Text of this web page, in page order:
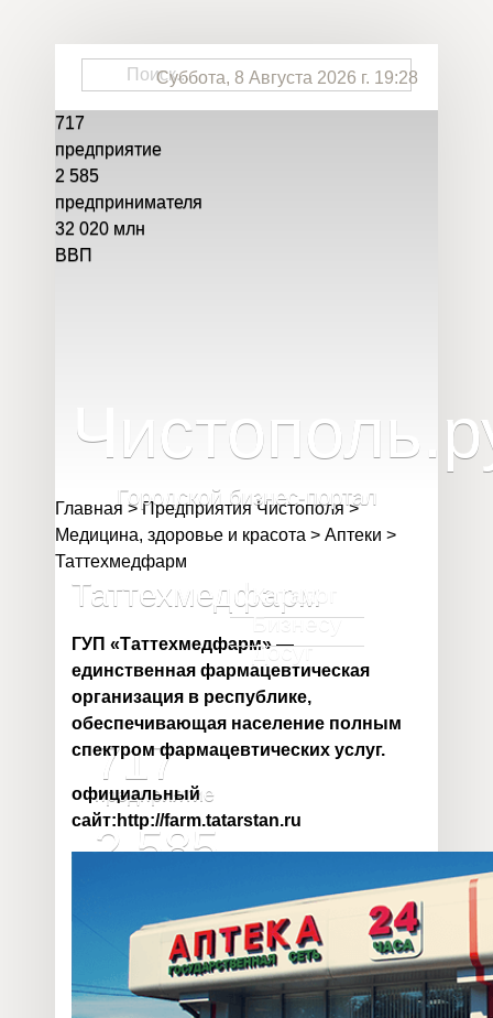
Суббота, 8 Августа 2026 г. 19:28
717
предприятие
2 585
предпринимателя
32 020 млн
ВВП
Чистополь
Городской бизнес-портал
Каталог
Бизнесу
Досуг
717
предприятие
2 585
32 020млн
объём валового продукта
Главная > Предприятия Чистополя >
Медицина, здоровье и красота > Аптеки >
Таттехмедфарм
Таттехмедфарм
ГУП «Таттехмедфарм» —
единственная фармацевтическая
организация в республике,
обеспечивающая население полным
спектром фармацевтических услуг.
официальный
сайт: http://farm.tatarstan.ru